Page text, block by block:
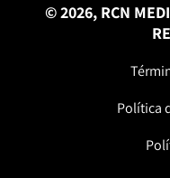
© 2026, RCN
Política